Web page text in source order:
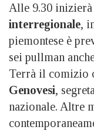
Alle 9.30
interregionale,
piemontese è
sei pullman
Terrà il comizio
Genovesi,
nazionale. Altre